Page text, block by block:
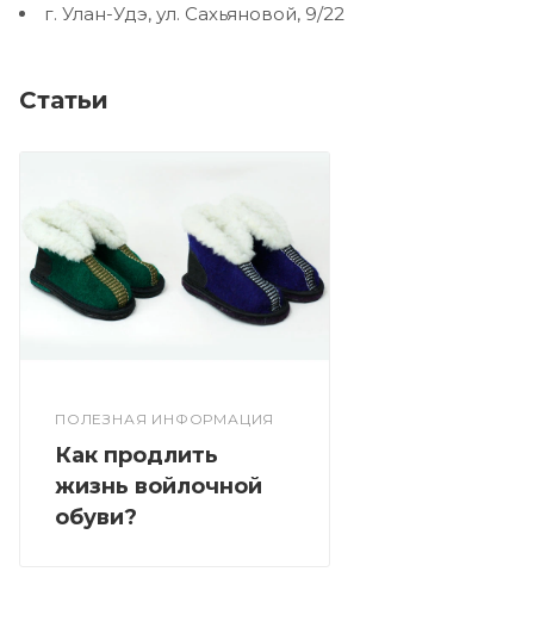
г. Улан-Удэ, ул. Сахьяновой, 9/22
Статьи
ПОЛЕЗНАЯ ИНФОРМАЦИЯ
Как продлить
жизнь войлочной
обуви?